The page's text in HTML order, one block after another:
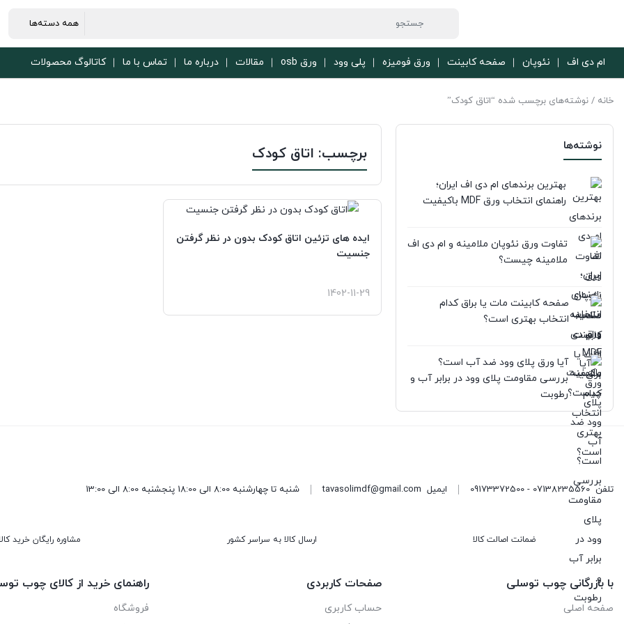
ام دی اف نئوپان صفحه کابینت ورق فومیزه پلی وود ورق osb مقالات درباره ما تماس با ما کاتالوگ محصولات
خانه / نوشته‌های برچسب شده “اتاق کودک”
نوشته‌ها
بهترین برندهای ام دی اف ایران؛
راهنمای انتخاب ورق MDF باکیفیت
تفاوت ورق نئوپان ملامینه و ام دی اف
ملامینه چیست؟
صفحه کابینت مات یا براق کدام
انتخاب بهتری است؟
آیا ورق پلای وود ضد آب است؟
بررسی مقاومت پلای وود در برابر آب و
رطوبت
برچسب: اتاق کودک
ایده های تزئین اتاق کودک بدون در نظر گرفتن
جنسیت
1402-11-29
تلفن07138235560 - 09173372500 ایمیل tavasolimdf@gmail.com شنبه تا چهارشنبه 8:00 الی 18:00 پنجشنبه 8:00 الی 13:00
ضمانت اصالت کالا ارسال کالا به سراسر کشور مشاوره رایگان خرید
با بازرگانی چوب توسلی
صفحه اصلی
صفحات کاربردی
حساب کاربری
راهنمای خرید از کالای چوب
فروشگاه